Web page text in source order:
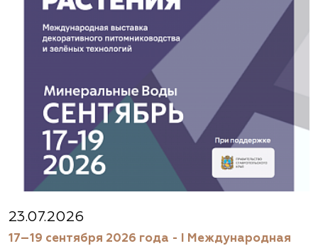
23.07.2026
17–19 сентября 2026 года - I Международная